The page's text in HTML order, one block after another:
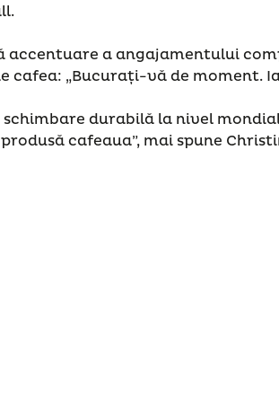
accentuare a angajamentului
cafea: „Bucurați-vă de moment.
schimbare durabilă la nivel
cafeaua”, mai spune